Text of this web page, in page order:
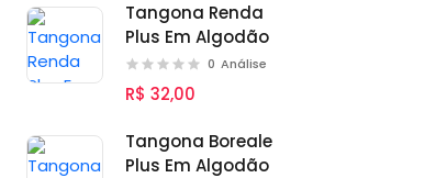
Tangona Renda
Plus Em Algodão
0 Análise
R$ 32,00
Tangona Boreale
Plus Em Algodão